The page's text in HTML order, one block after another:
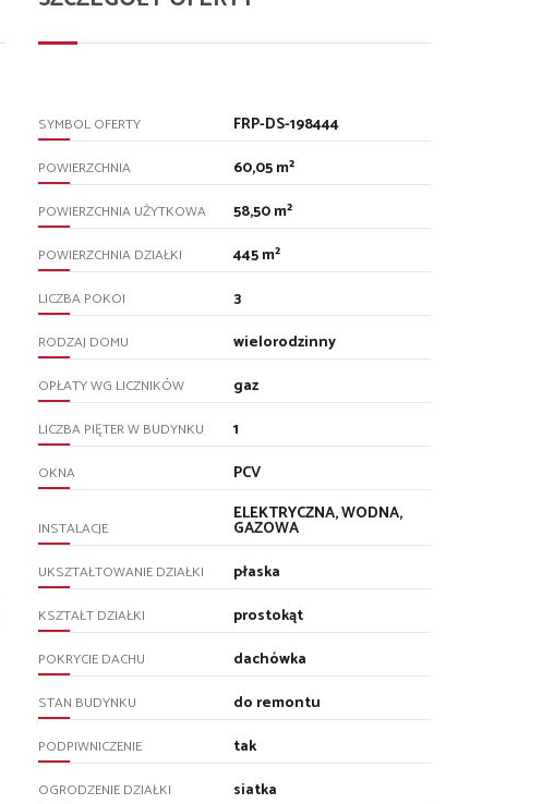
SYMBOL OFERTY FRP-DS-198444
POWIERZCHNIA 60,05 m²
POWIERZCHNIA UŻYTKOWA 58,50 m²
POWIERZCHNIA DZIAŁKI 445 m²
LICZBA POKOI 3
RODZAJ DOMU wielorodzinny
OPŁATY WG LICZNIKÓW gaz
LICZBA PIĘTER W BUDYNKU 1
OKNA PCV
INSTALACJE
ELEKTRYCZNA, WODNA,
GAZOWA
UKSZTAŁTOWANIE DZIAŁKI płaska
KSZTAŁT DZIAŁKI prostokąt
POKRYCIE DACHU dachówka
STAN BUDYNKU do remontu
PODPIWNICZENIE tak
OGRODZENIE DZIAŁKI siatka